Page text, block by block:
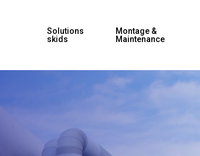
Solutions
skids
Montage &
Maintenance